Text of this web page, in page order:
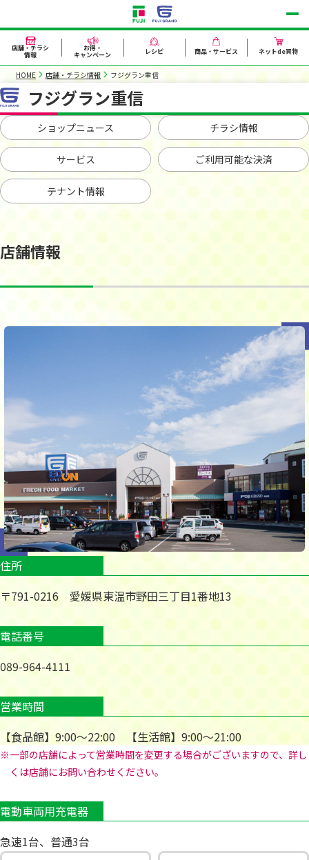
店舗・チラシ
情報
お得・
キャンペーン レシピ 商品・サービス ネットde買物
HOME 店舗・チラシ情報 フジグラン重信
フジグラン重信
ショップニュース チラシ情報
サービス ご利用可能な決済
テナント情報
店舗情報
住所
〒791-0216 愛媛県東温市野田三丁目1番地13
電話番号
089-964-4111
営業時間
【食品館】9:00～22:00 【生活館】9:00～21:00
※一部の店舗によって営業時間を変更する場合がございますので、詳し
くは店舗にお問い合わせください。
電動車両用充電器
急速1台、普通3台